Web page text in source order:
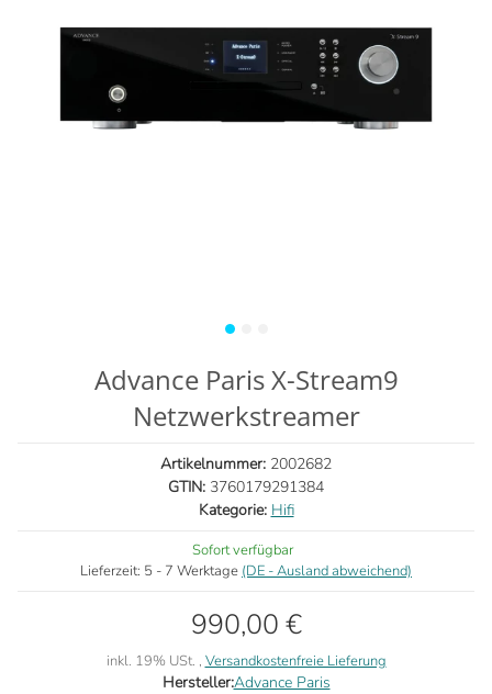
Advance Paris X-Stream9
Netzwerkstreamer
Artikelnummer: 2002682
GTIN: 3760179291384
Kategorie: Hifi
Sofort verfügbar
Lieferzeit: 5 - 7 Werktage (DE - Ausland abweichend)
990,00 €
inkl. 19% USt. , Versandkostenfreie Lieferung
Hersteller:Advance Paris